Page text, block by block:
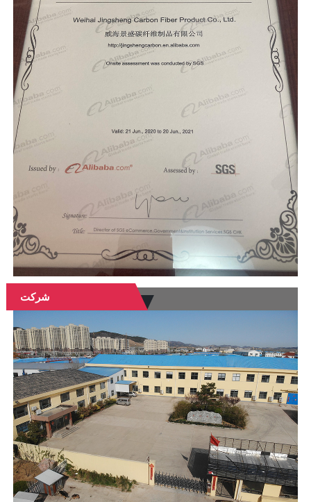
شرکت